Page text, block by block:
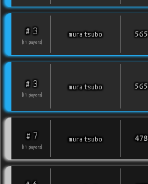
# 3
11 players
muratsubo 565
# 3
11 players
muratsubo 565
# 7
11 players
muratsubo 478